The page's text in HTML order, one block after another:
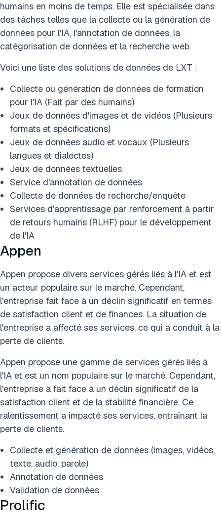
humains en moins de temps. Elle est spécialisée dans
des tâches telles que la collecte ou la génération de
données pour l'IA, l'annotation de données, la
catégorisation de données et la recherche web.
Voici une liste des solutions de données de LXT :
Collecte ou génération de données de formation
pour l'IA (Fait par des humains)
Jeux de données d'images et de vidéos (Plusieurs
formats et spécifications)
Jeux de données audio et vocaux (Plusieurs
langues et dialectes)
Jeux de données textuelles
Service d'annotation de données
Collecte de données de recherche/enquête
Services d'apprentissage par renforcement à partir
de retours humains (RLHF) pour le développement
de l'IA
Appen
Appen propose divers services gérés liés à l'IA et est
un acteur populaire sur le marché. Cependant,
l'entreprise fait face à un déclin significatif en termes
de satisfaction client et de finances. La situation de
l'entreprise a affecté ses services, ce qui a conduit à la
perte de clients.
Appen propose une gamme de services gérés liés à
l'IA et est un nom populaire sur le marché. Cependant,
l'entreprise a fait face à un déclin significatif de la
satisfaction client et de la stabilité financière. Ce
ralentissement a impacté ses services, entraînant la
perte de clients.
Collecte et génération de données (images, vidéos,
texte, audio, parole)
Annotation de données
Validation de données
Prolific